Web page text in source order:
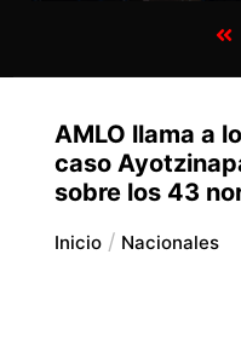
AMLO llama a
caso
sobre los 43
Inicio Nacionales